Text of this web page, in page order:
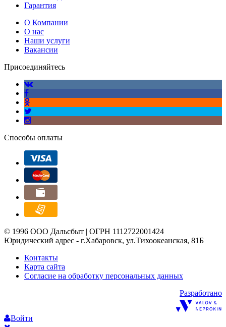
Гарантия
О Компании
О нас
Наши услуги
Вакансии
Присоединяйтесь
Способы оплаты
© 1996 ООО Дальсбыт | ОГРН 1112722001424
Юридический адрес - г.Хабаровск, ул.Тихоокеанская, 81Б
Контакты
Карта сайта
Согласие на обработку персональных данных
Разработано
Войти